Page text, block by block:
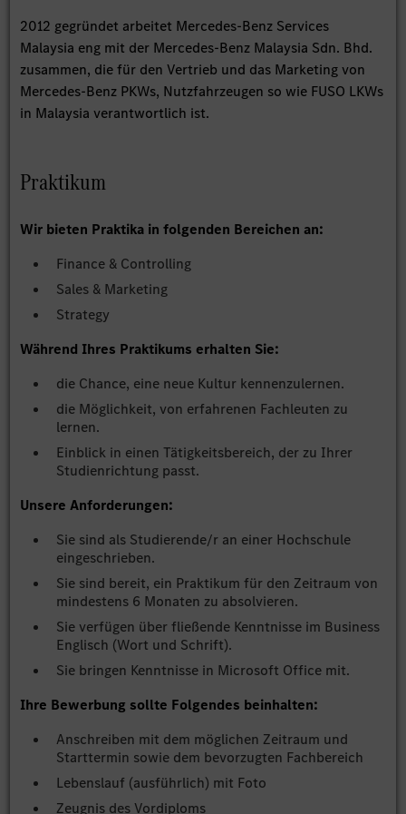
2012 gegründet arbeitet Mercedes-Benz Services
Malaysia eng mit der Mercedes-Benz Malaysia Sdn. Bhd.
zusammen, die für den Vertrieb und das Marketing von
Mercedes-Benz PKWs, Nutzfahrzeugen so wie FUSO LKWs
in Malaysia verantwortlich ist.
Praktikum
Wir bieten Praktika in folgenden Bereichen an:
Finance & Controlling
Sales & Marketing
Strategy
Während Ihres Praktikums erhalten Sie:
die Chance, eine neue Kultur kennenzulernen.
die Möglichkeit, von erfahrenen Fachleuten zu
lernen.
Einblick in einen Tätigkeitsbereich, der zu Ihrer
Studienrichtung passt.
Unsere Anforderungen:
Sie sind als Studierende/r an einer Hochschule
eingeschrieben.
Sie sind bereit, ein Praktikum für den Zeitraum von
mindestens 6 Monaten zu absolvieren.
Sie verfügen über fließende Kenntnisse im Business
Englisch (Wort und Schrift).
Sie bringen Kenntnisse in Microsoft Office mit.
Ihre Bewerbung sollte Folgendes beinhalten:
Anschreiben mit dem möglichen Zeitraum und
Starttermin sowie dem bevorzugten Fachbereich
Lebenslauf (ausführlich) mit Foto
Zeugnis des Vordiploms